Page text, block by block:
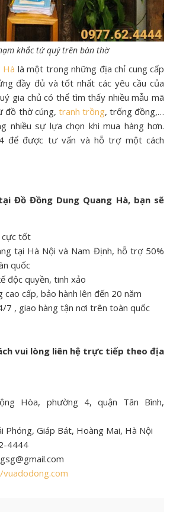
khắc tứ quý trên bàn thờ
Hà là một trong những địa chỉ cung cấp
đầy đủ và tốt nhất các yêu cầu của
gia chủ có thể tìm thấy nhiều mẫu mã
đồ thờ cúng, tranh trồng, trống đồng,…
nhiều sự lựa chọn khi mua hàng hơn.
để được tư vấn và hỗ trợ một cách
Đồ Đồng Dung Quang Hà, bạn sẽ
cực tốt
tại Hà Nội và Nam Định, hỗ trợ 50%
quốc
độc quyền, tinh xảo
cao cấp, bảo hành lên đến 20 năm
7 , giao hàng tận nơi trên toàn quốc
vui lòng liên hệ trực tiếp theo địa
Hòa, phường 4, quận Tân Bình,
Phóng, Giáp Bát, Hoàng Mai, Hà Nội
4444